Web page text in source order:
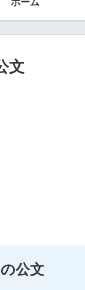
文
公文